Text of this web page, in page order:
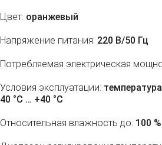
Цвет: оранжевый
Напряжение питания: 220 В/50 Гц
Потребляемая электрическая
Условия эксплуатации:
40 °С … +40 °С
Относительная влажность до: 100 %